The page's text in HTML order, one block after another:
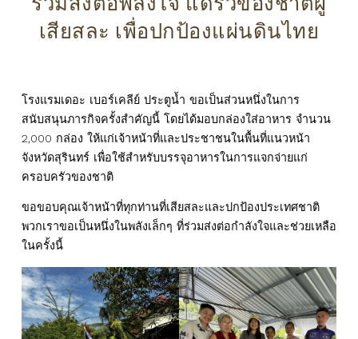
เสียสละ เพื่อปกป้องแผ่นดินไทย
โรงแรมเดอะ เบอร์เคลีย์ ประตูน้ำ ขอเป็นส่วนหนึ่งในการ
สนับสนุนภารกิจครั้งสำคัญนี้ โดยได้มอบกล่องใส่อาหาร จำนวน
2,000 กล่อง ให้แก่เจ้าหน้าที่และประชาชนในพื้นที่แนวหน้า
จังหวัดสุรินทร์ เพื่อใช้สำหรับบรรจุอาหารในการแจกจ่ายแก่
ครอบครัวของชาติ
ขอขอบคุณเจ้าหน้าที่ทุกท่านที่เสียสละและปกป้องประเทศชาติ
พวกเราขอเป็นหนึ่งในพลังเล็กๆ ที่ร่วมส่งต่อกำลังใจและช่วยเหลือ
ในครั้งนี้